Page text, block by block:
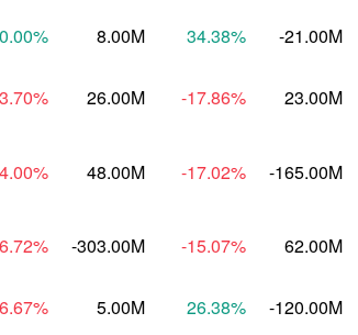
% 8.00M 34.38% -21.00M
% 26.00M -17.86% 23.00M
% 48.00M -17.02% -165.00M
% -303.00M -15.07% 62.00M
% 5.00M 26.38% -120.00M